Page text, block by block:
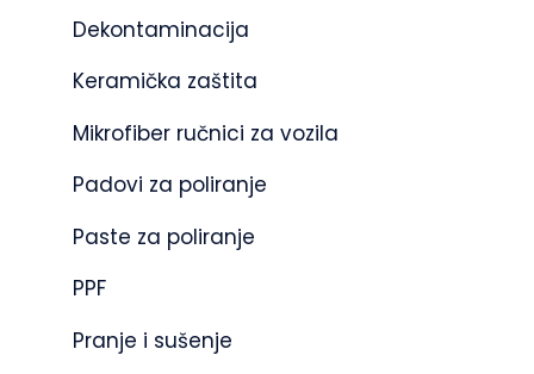
Dekontaminacija
Keramička zaštita
Mikrofiber ručnici za vozila
Padovi za poliranje
Paste za poliranje
PPF
Pranje i sušenje